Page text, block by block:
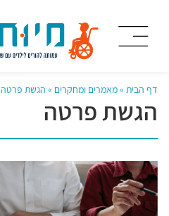
דף הבית »מאמרים ומחקרים » הגשת פרטה
הגשת פרטה